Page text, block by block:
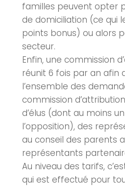
familles peuvent opter
de domiciliation (ce qui
points bonus) ou alors
secteur.
Enfin, une commission
réunit 6 fois par an afin
l’ensemble des
commission
d’élus (dont au moins
l’opposition), des
au conseil des parents
représentants
Au niveau des tarifs,
qui est effectué pour